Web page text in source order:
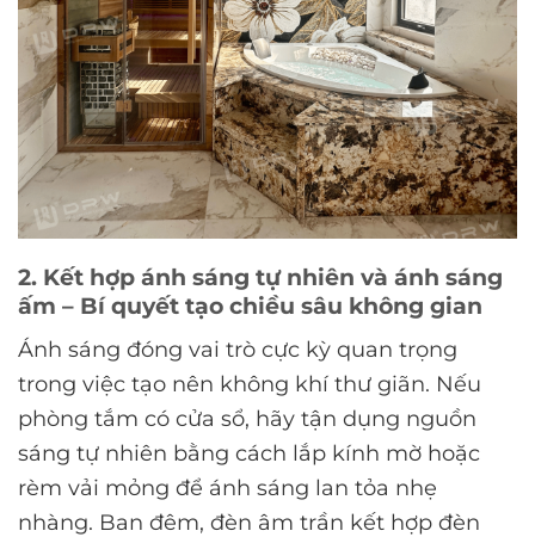
2. Kết hợp ánh sáng tự nhiên và ánh sáng
ấm – Bí quyết tạo chiều sâu không gian
Ánh sáng đóng vai trò cực kỳ quan trọng
trong việc tạo nên không khí thư giãn. Nếu
phòng tắm có cửa sổ, hãy tận dụng nguồn
sáng tự nhiên bằng cách lắp kính mờ hoặc
rèm vải mỏng để ánh sáng lan tỏa nhẹ
nhàng. Ban đêm, đèn âm trần kết hợp đèn